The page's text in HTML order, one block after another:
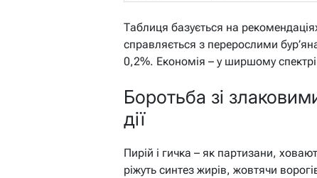
Таблиця базується на
справляється з перерослими
0,2%. Економія – у ширшому
Боротьба зі
дії
Пирій і гичка – як партизани,
ріжуть синтез жирів, жовтячи